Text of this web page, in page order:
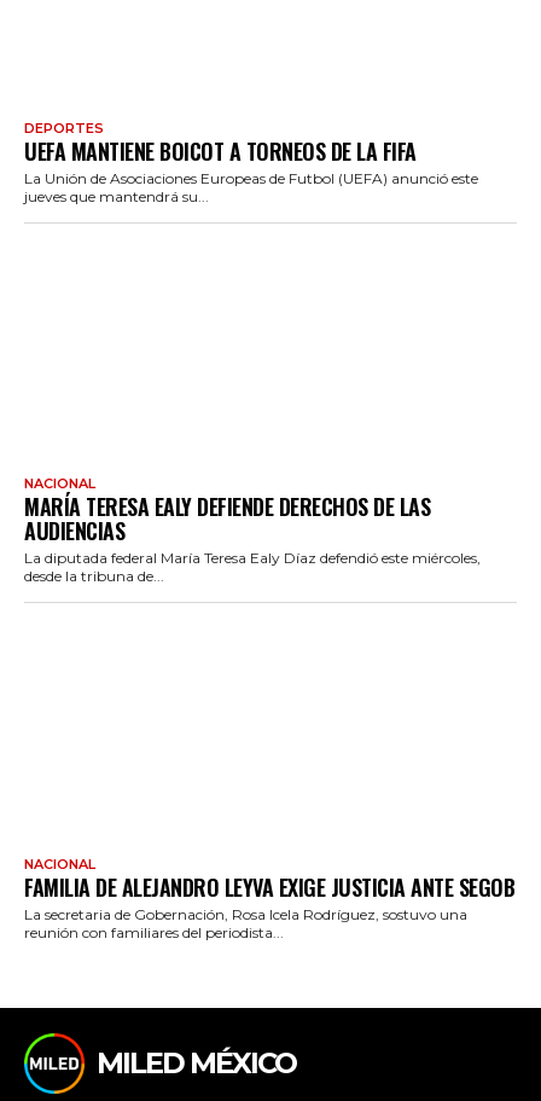
DEPORTES
UEFA MANTIENE BOICOT A TORNEOS DE LA FIFA
La Unión de Asociaciones Europeas de Futbol (UEFA) anunció este
jueves que mantendrá su...
NACIONAL
MARÍA TERESA EALY DEFIENDE DERECHOS DE LAS
AUDIENCIAS
La diputada federal María Teresa Ealy Díaz defendió este miércoles,
desde la tribuna de...
NACIONAL
FAMILIA DE ALEJANDRO LEYVA EXIGE JUSTICIA ANTE SEGOB
La secretaria de Gobernación, Rosa Icela Rodríguez, sostuvo una
reunión con familiares del periodista...
MILED MÉXICO